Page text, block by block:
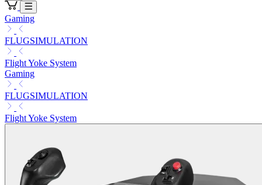
Gaming
FLUGSIMULATION
Flight Yoke System
Gaming
FLUGSIMULATION
Flight Yoke System